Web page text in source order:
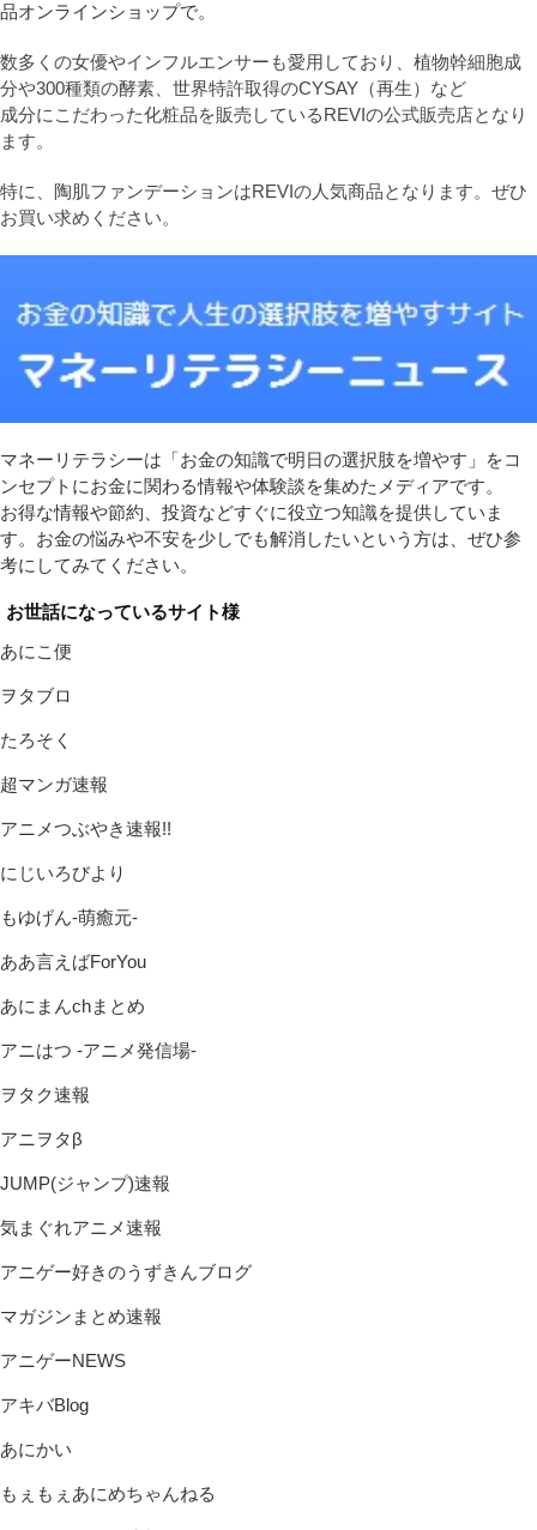
品オンラインショップで。
数多くの女優やインフルエンサーも愛用しており、植物幹細胞成
分や300種類の酵素、世界特許取得のCYSAY（再生）など
成分にこだわった化粧品を販売しているREVIの公式販売店となり
ます。
特に、陶肌ファンデーションはREVIの人気商品となります。ぜひ
お買い求めください。
マネーリテラシーは「お金の知識で明日の選択肢を増やす」をコ
ンセプトにお金に関わる情報や体験談を集めたメディアです。
お得な情報や節約、投資などすぐに役立つ知識を提供していま
す。お金の悩みや不安を少しでも解消したいという方は、ぜひ参
考にしてみてください。
お世話になっているサイト様
あにこ便
ヲタブロ
たろそく
超マンガ速報
アニメつぶやき速報!!
にじいろびより
もゆげん-萌癒元-
ああ言えばForYou
あにまんchまとめ
アニはつ -アニメ発信場-
ヲタク速報
アニヲタβ
JUMP(ジャンプ)速報
気まぐれアニメ速報
アニゲー好きのうずきんブログ
マガジンまとめ速報
アニゲーNEWS
アキバBlog
あにかい
もぇもぇあにめちゃんねる